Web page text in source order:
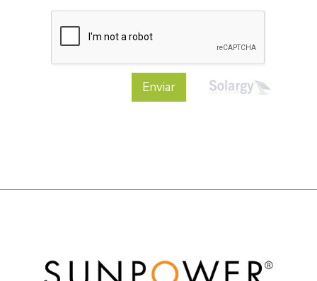
Enviar